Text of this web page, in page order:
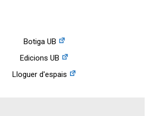
Botiga UB
Edicions UB
Lloguer d'espais